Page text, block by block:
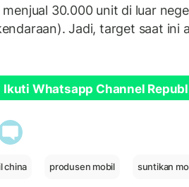
30.000 unit di luar
Jadi, target saat ini
Ikuti Whatsapp Channel
china produsen mobil suntikan